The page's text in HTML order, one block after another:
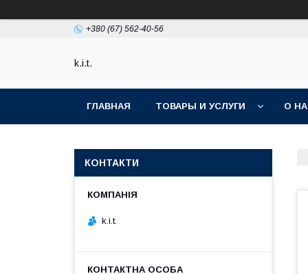
+380 (67) 562-40-56
k.i.t.
ГЛАВНАЯ ТОВАРЫ И УСЛУГИ О
КОНТАКТИ
k.i.t.